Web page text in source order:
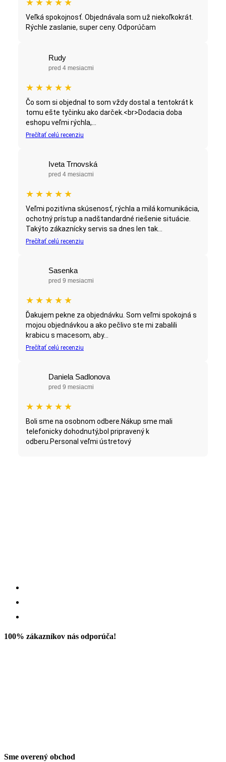
★ ★ ★ ★ ★
Veľká spokojnosť. Objednávala som už niekoľkokrát.
Rýchle zaslanie, super ceny. Odporúčam
Rudy
pred 4 mesiacmi
★ ★ ★ ★ ★
Čo som si objednal to som vždy dostal a tentokrát k
tomu ešte tyčinku ako darček.<br>Dodacia doba
eshopu veľmi rýchla,...
Prečítať celú recenziu
Iveta Trnovská
pred 4 mesiacmi
★ ★ ★ ★ ★
Veľmi pozitívna skúsenosť, rýchla a milá komunikácia,
ochotný prístup a nadštandardné riešenie situácie.
Takýto zákaznícky servis sa dnes len tak...
Prečítať celú recenziu
Sasenka
pred 9 mesiacmi
★ ★ ★ ★ ★
Ďakujem pekne za objednávku. Som veľmi spokojná s
mojou objednávkou a ako pečlivo ste mi zabalili
krabicu s macesom, aby...
Prečítať celú recenziu
Daniela Sadlonova
pred 9 mesiacmi
★ ★ ★ ★ ★
Boli sme na osobnom odbere.Nákup sme mali
telefonicky dohodnutý,bol pripravený k
odberu.Personal veľmi ústretový
100% zákazníkov nás odporúča!
Sme overený obchod